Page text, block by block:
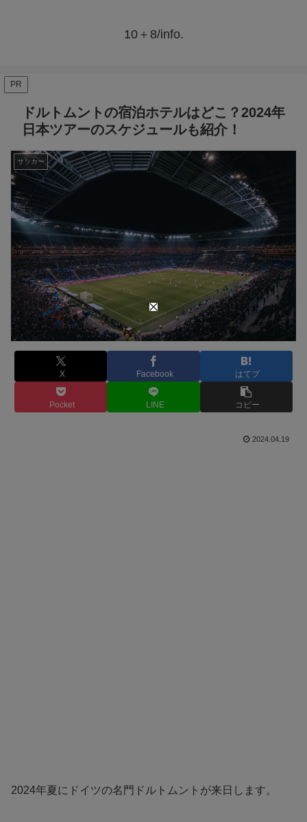
10＋8/info.
PR
ドルトムントの宿泊ホテルはどこ？2024年
日本ツアーのスケジュールも紹介！
サッカー
X Facebook はてブ
Pocket LINE コピー
2024.04.19
2024年夏にドイツの名門ドルトムントが来日します。